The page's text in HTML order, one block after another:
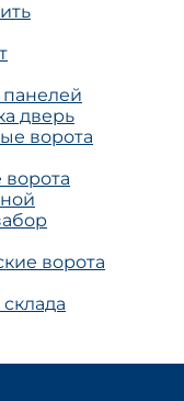
дверь
ворота
ворота